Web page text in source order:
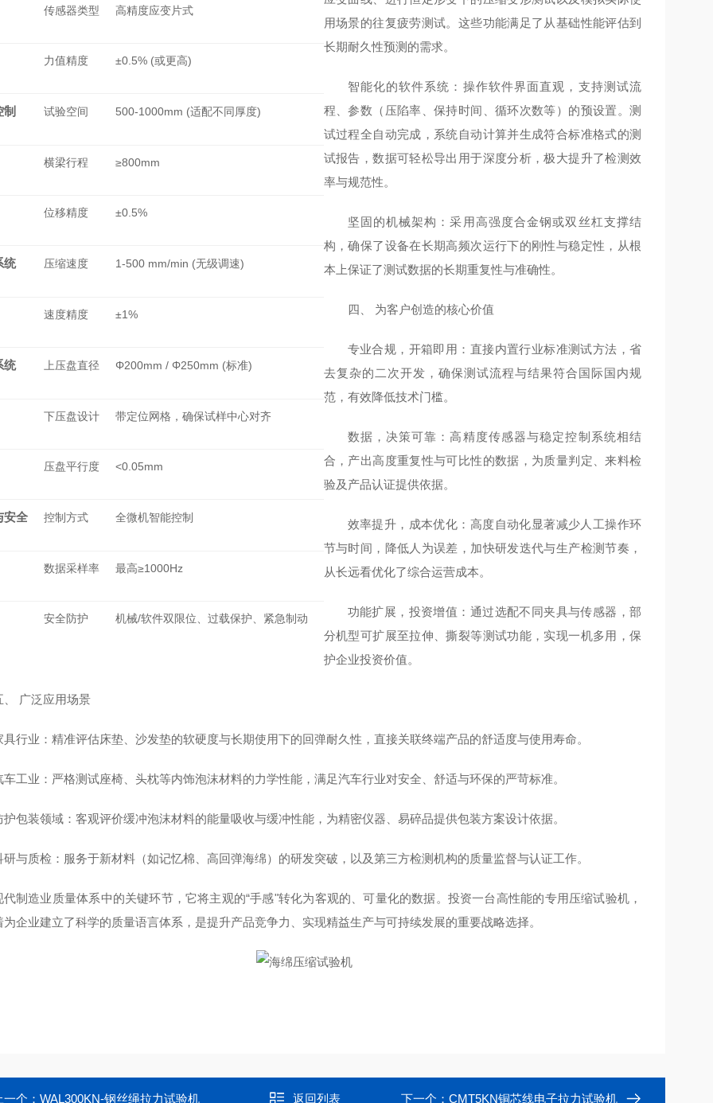
传感器类型 高精度应变片式
力值精度 ±0.5% (或更高)
试验空间 500-1000mm (适配不同厚度)
横梁行程 ≥800mm
位移精度 ±0.5%
统 压缩速度 1-500 mm/min (无级调速)
速度精度 ±1%
统 上压盘直径 Φ200mm / Φ250mm (标准)
下压盘设计 带定位网格，确保试样中心对齐
压盘平行度 <0.05mm
安全 控制方式 全微机智能控制
数据采样率 最高≥1000Hz
安全防护 机械/软件双限位、过载保护、紧急制动
用场景的往复疲劳测试。这些功能满足了从基础性能评估到
长期耐久性预测的需求。
智能化的软件系统：操作软件界面直观，支持测试流
程、参数（压陷率、保持时间、循环次数等）的预设置。测
试过程全自动完成，系统自动计算并生成符合标准格式的测
试报告，数据可轻松导出用于深度分析，极大提升了检测效
率与规范性。
坚固的机械架构：采用高强度合金钢或双丝杠支撑结
构，确保了设备在长期高频次运行下的刚性与稳定性，从根
本上保证了测试数据的长期重复性与准确性。
四、 为客户创造的核心价值
专业合规，开箱即用：直接内置行业标准测试方法，省
去复杂的二次开发，确保测试流程与结果符合国际国内规
范，有效降低技术门槛。
数据，决策可靠：高精度传感器与稳定控制系统相结
合，产出高度重复性与可比性的数据，为质量判定、来料检
验及产品认证提供依据。
效率提升，成本优化：高度自动化显著减少人工操作环
节与时间，降低人为误差，加快研发迭代与生产检测节奏，
从长远看优化了综合运营成本。
功能扩展，投资增值：通过选配不同夹具与传感器，部
分机型可扩展至拉伸、撕裂等测试功能，实现一机多用，保
护企业投资价值。
、 广泛应用场景
具行业：精准评估床垫、沙发垫的软硬度与长期使用下的回弹耐久性，直接关联终端产品的舒适度与使用寿命。
车工业：严格测试座椅、头枕等内饰泡沫材料的力学性能，满足汽车行业对安全、舒适与环保的严苛标准。
护包装领域：客观评价缓冲泡沫材料的能量吸收与缓冲性能，为精密仪器、易碎品提供包装方案设计依据。
研与质检：服务于新材料（如记忆棉、高回弹海绵）的研发突破，以及第三方检测机构的质量监督与认证工作。
代制造业质量体系中的关键环节，它将主观的“手感"转化为客观的、可量化的数据。投资一台高性能的专用压缩试验机，
为企业建立了科学的质量语言体系，是提升产品竞争力、实现精益生产与可持续发展的重要战略选择。
一个： WAL300KN-钢丝绳拉力试验机 返回列表 下一个： CMT5KN铜芯线电子拉力试验机